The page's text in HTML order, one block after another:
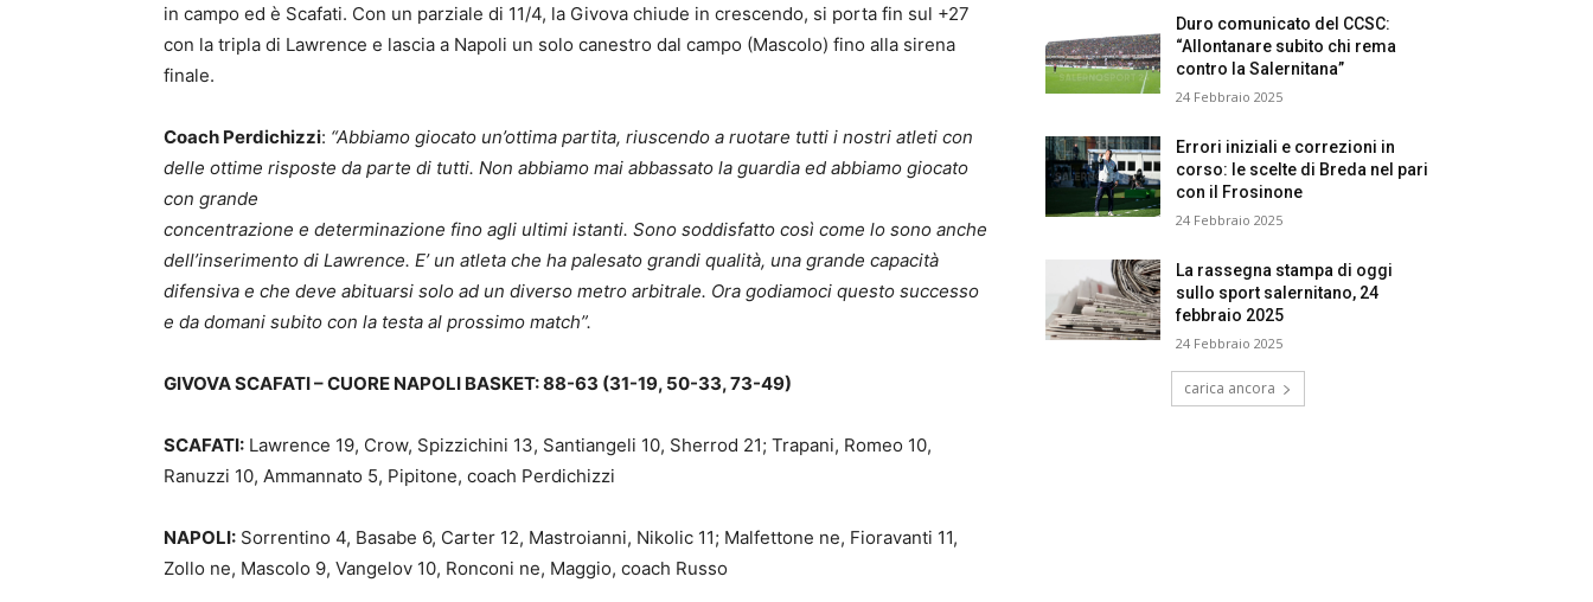
in campo ed è Scafati. Con un parziale di 11/4, la Givova chiude in crescendo, si porta fin sul +27
con la tripla di Lawrence e lascia a Napoli un solo canestro dal campo (Mascolo) fino alla sirena
finale.
Coach Perdichizzi: “Abbiamo giocato un’ottima partita, riuscendo a ruotare tutti i nostri atleti con
delle ottime risposte da parte di tutti. Non abbiamo mai abbassato la guardia ed abbiamo giocato
con grande
concentrazione e determinazione fino agli ultimi istanti. Sono soddisfatto così come lo sono anche
dell’inserimento di Lawrence. E’ un atleta che ha palesato grandi qualità, una grande capacità
difensiva e che deve abituarsi solo ad un diverso metro arbitrale. Ora godiamoci questo successo
e da domani subito con la testa al prossimo match”.
GIVOVA SCAFATI – CUORE NAPOLI BASKET: 88-63 (31-19, 50-33, 73-49)
SCAFATI: Lawrence 19, Crow, Spizzichini 13, Santiangeli 10, Sherrod 21; Trapani, Romeo 10,
Ranuzzi 10, Ammannato 5, Pipitone, coach Perdichizzi
NAPOLI: Sorrentino 4, Basabe 6, Carter 12, Mastroianni, Nikolic 11; Malfettone ne, Fioravanti 11,
Zollo ne, Mascolo 9, Vangelov 10, Ronconi ne, Maggio, coach Russo
Duro comunicato del CCSC:
“Allontanare subito chi rema
contro la Salernitana”
24 Febbraio 2025
Errori iniziali e correzioni in
corso: le scelte di Breda nel pari
con il Frosinone
24 Febbraio 2025
La rassegna stampa di oggi
sullo sport salernitano, 24
febbraio 2025
24 Febbraio 2025
carica ancora